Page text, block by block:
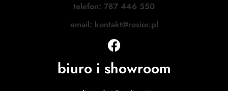
telefon: 787 446 550
email: kontakt@rosior.pl
biuro i showroom